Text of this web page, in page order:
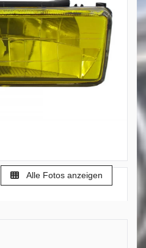
Alle Fotos anzeigen